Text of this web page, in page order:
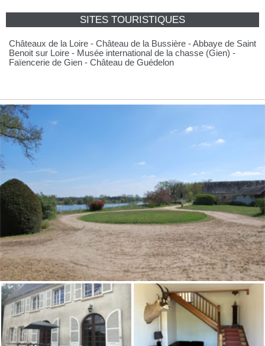
SITES TOURISTIQUES
Châteaux de la Loire - Château de la Bussière - Abbaye de Saint
Benoit sur Loire - Musée international de la chasse (Gien) -
Faïencerie de Gien - Château de Guédelon